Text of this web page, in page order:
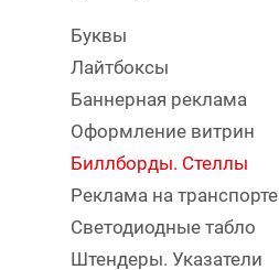
Буквы
Лайтбоксы
Баннерная реклама
Оформление витрин
Биллборды. Стеллы
Реклама на транспорте
Светодиодные табло
Штендеры. Указатели